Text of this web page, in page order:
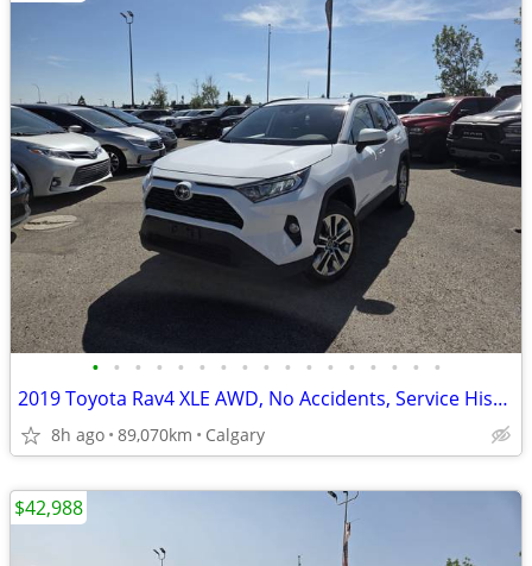
• • • • • • • • • • • • • • • • •
2019 Toyota Rav4 XLE AWD, No Accidents, Service History #11169
8h ago 89,070km Calgary
$42,988